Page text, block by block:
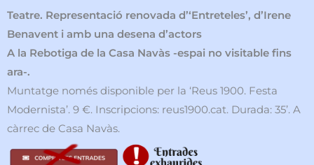
Teatre. Representació renovada d’‘Entreteles’, d’Irene
Benavent i amb una desena d’actors
A la Rebotiga de la Casa Navàs -espai no visitable fins
ara-.
Muntatge només disponible per la ‘Reus 1900. Festa
Modernista’. 9 €. Inscripcions: reus1900.cat. Durada: 35’. A
càrrec de Casa Navàs.